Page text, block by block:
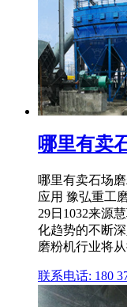
哪里有卖
哪里有卖石场
应用 豫弘重工
29日1032来源
化趋势的不断
磨粉机行业将
联系电话: 180